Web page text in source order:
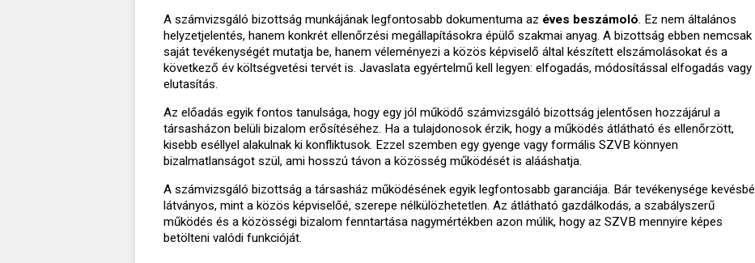
A számvizsgáló bizottság munkájának legfontosabb dokumentuma az éves beszámoló. Ez nem általános
helyzetjelentés, hanem konkrét ellenőrzési megállapításokra épülő szakmai anyag. A bizottság ebben nemcsak
saját tevékenységét mutatja be, hanem véleményezi a közös képviselő által készített elszámolásokat és a
következő év költségvetési tervét is. Javaslata egyértelmű kell legyen: elfogadás, módosítással elfogadás vagy
elutasítás.
Az előadás egyik fontos tanulsága, hogy egy jól működő számvizsgáló bizottság jelentősen hozzájárul a
társasházon belüli bizalom erősítéséhez. Ha a tulajdonosok érzik, hogy a működés átlátható és ellenőrzött,
kisebb eséllyel alakulnak ki konfliktusok. Ezzel szemben egy gyenge vagy formális SZVB könnyen
bizalmatlanságot szül, ami hosszú távon a közösség működését is alááshatja.
A számvizsgáló bizottság a társasház működésének egyik legfontosabb garanciája. Bár tevékenysége kevésbé
látványos, mint a közös képviselőé, szerepe nélkülözhetetlen. Az átlátható gazdálkodás, a szabályszerű
működés és a közösségi bizalom fenntartása nagymértékben azon múlik, hogy az SZVB mennyire képes
betölteni valódi funkcióját.